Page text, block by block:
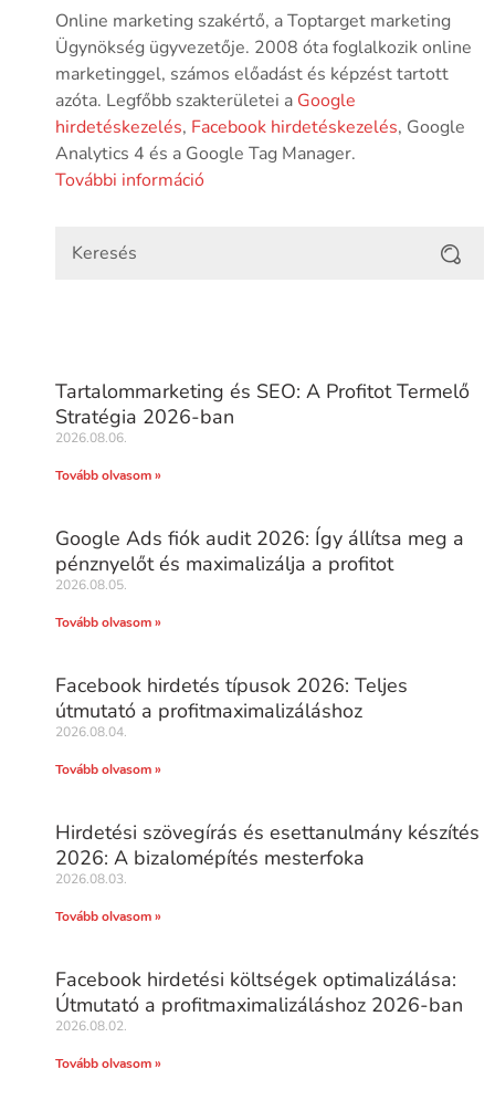
Online marketing szakértő, a Toptarget marketing
Ügynökség ügyvezetője. 2008 óta foglalkozik online
marketinggel, számos előadást és képzést tartott
azóta. Legfőbb szakterületei a Google
hirdetéskezelés, Facebook hirdetéskezelés, Google
Analytics 4 és a Google Tag Manager.
További információ
Tartalommarketing és SEO: A Profitot Termelő
Stratégia 2026-ban
2026.08.06.
Tovább olvasom »
Google Ads fiók audit 2026: Így állítsa meg a
pénznyelőt és maximalizálja a profitot
2026.08.05.
Tovább olvasom »
Facebook hirdetés típusok 2026: Teljes
útmutató a profitmaximalizáláshoz
2026.08.04.
Tovább olvasom »
Hirdetési szövegírás és esettanulmány készítés
2026: A bizalomépítés mesterfoka
2026.08.03.
Tovább olvasom »
Facebook hirdetési költségek optimalizálása:
Útmutató a profitmaximalizáláshoz 2026-ban
2026.08.02.
Tovább olvasom »